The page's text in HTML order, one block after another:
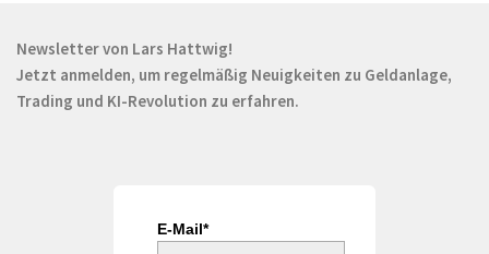
Newsletter von Lars Hattwig!
Jetzt anmelden, um regelmäßig Neuigkeiten zu Geldanlage,
Trading und KI-Revolution zu erfahren.
E-Mail*